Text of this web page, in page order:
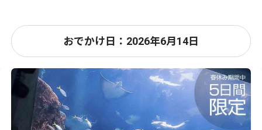
おでかけ日：2026年6月14日